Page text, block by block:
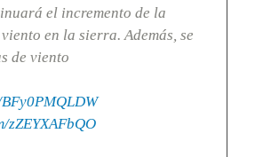
el incremento de la
en la sierra. Además, se
de viento
zZEYXAFbQO